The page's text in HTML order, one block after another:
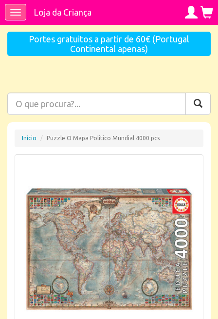
ToggleLoja da Criança
Portes gratuitos a partir de 60€ (Portugal
Continental apenas)
Início Puzzle O Mapa Politico Mundial 4000 pcs